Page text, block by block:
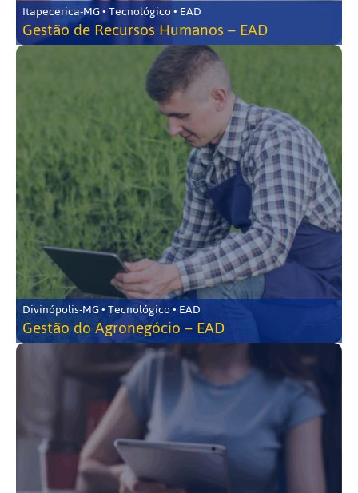
Itapecerica-MG • Tecnológico • EAD
Gestão de Recursos Humanos – EAD
Divinópolis-MG • Tecnológico • EAD
Gestão do Agronegócio – EAD